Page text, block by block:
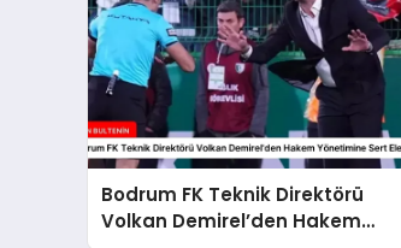
Bodrum FK Teknik Direktörü
Volkan Demirel’den Hakem